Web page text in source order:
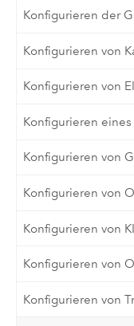
Konfigurieren der
Konfigurieren von
Konfigurieren von
Konfigurieren
Konfigurieren von
Konfigurieren von
Konfigurieren von
Konfigurieren von
Konfigurieren von